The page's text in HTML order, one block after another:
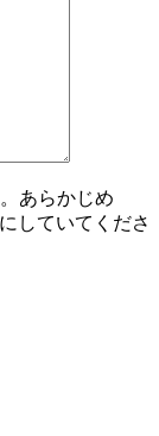
あらかじめ
していてくださ